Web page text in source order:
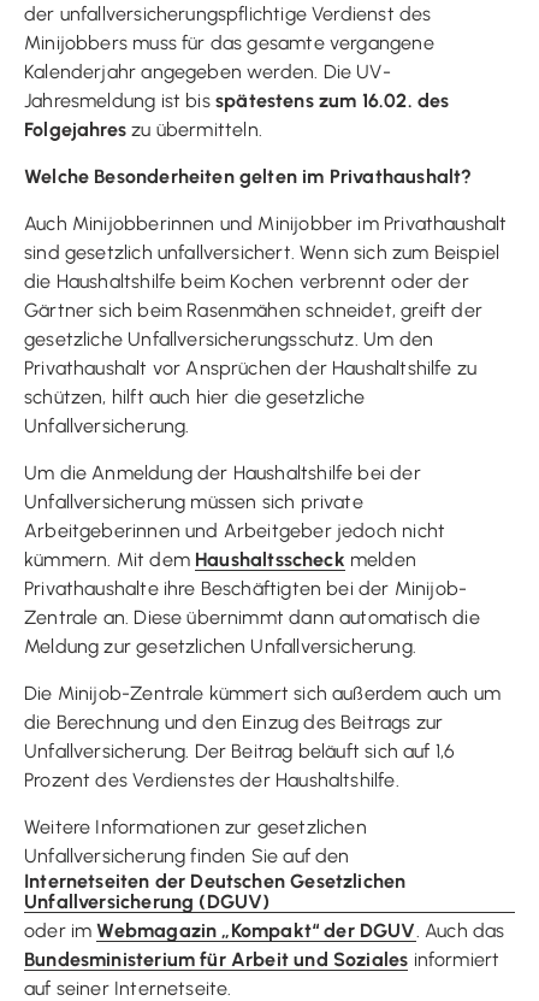
der unfallversicherungspflichtige Verdienst des
Minijobbers muss für das gesamte vergangene
Kalenderjahr angegeben werden. Die UV-
Jahresmeldung ist bis spätestens zum 16.02. des
Folgejahreszu übermitteln.
Welche Besonderheiten gelten im Privathaushalt?
Auch Minijobberinnen und Minijobber im Privathaushalt
sind gesetzlich unfallversichert. Wenn sich zum Beispiel
die Haushaltshilfe beim Kochen verbrennt oder der
Gärtner sich beim Rasenmähen schneidet, greift der
gesetzliche Unfallversicherungsschutz. Um den
Privathaushalt vor Ansprüchen der Haushaltshilfe zu
schützen, hilft auch hier die gesetzliche
Unfallversicherung.
Um die Anmeldung der Haushaltshilfe bei der
Unfallversicherung müssen sich private
Arbeitgeberinnen und Arbeitgeber jedoch nicht
kümmern. Mit dem Haushaltsscheck melden
Privathaushalte ihre Beschäftigten bei der Minijob-
Zentrale an. Diese übernimmt dann automatisch die
Meldung zur gesetzlichen Unfallversicherung.
Die Minijob-Zentrale kümmert sich außerdem auch um
die Berechnung und den Einzug des Beitrags zur
Unfallversicherung. Der Beitrag beläuft sich auf 1,6
Prozent des Verdienstes der Haushaltshilfe.
Weitere Informationen zur gesetzlichen
Unfallversicherung finden Sie auf den
Internetseiten der Deutschen Gesetzlichen
Unfallversicherung (DGUV)
oder imWebmagazin „Kompakt“ der DGUV . Auch das
Bundesministerium für Arbeit und Soziales informiert
auf seiner Internetseite.